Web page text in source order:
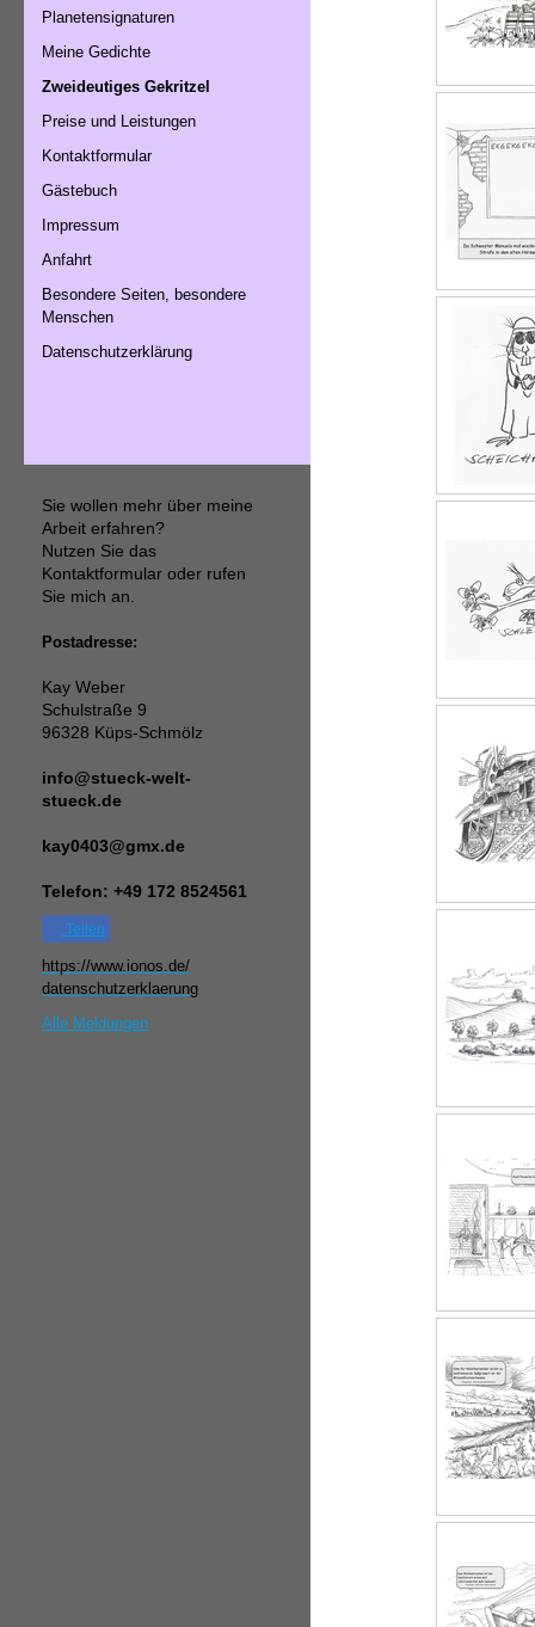
Planetensignaturen
Meine Gedichte
Zweideutiges Gekritzel
Preise und Leistungen
Kontaktformular
Gästebuch
Impressum
Anfahrt
Besondere Seiten, besondere
Menschen
Datenschutzerklärung
Sie wollen mehr über meine
Arbeit erfahren?
Nutzen Sie das
Kontaktformular oder rufen
Sie mich an.
Postadresse:
Kay Weber
Schulstraße 9
96328 Küps-Schmölz
info@stueck-welt-
stueck.de
kay0403@gmx.de
Telefon: +49 172 8524561
Teilen
https://www.ionos.de/
datenschutzerklaerung​
Alle Meldungen